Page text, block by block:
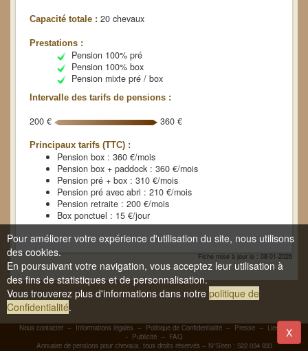
Capacité totale : 20 chevaux
Prestations :
Pension 100% pré
Pension 100% box
Pension mixte pré / box
Intervalle des tarifs de pensions :
200 € 360 €
Principaux tarifs (TTC) :
Pension box : 360 €/mois
Pension box + paddock : 360 €/mois
Pension pré + box : 310 €/mois
Pension pré avec abri : 210 €/mois
Pension retraite : 200 €/mois
Box ponctuel : 15 €/jour
Fiche mise à jour le : 08-01-2026
Nous contacter -- Informations légales -- Politique de Confidentialité -- Presse -- Liens
-
- Publicité-- FAQ
Annuaire de pensions pour chevaux, tous droits réservés -- N°Siren : 522 034 933
Pour améliorer votre expérience d'utilisation du site, nous utilisons
des cookies.
En poursuivant votre navigation, vous acceptez leur utilisation à
des fins de statistiques et de personnalisation.
Vous trouverez plus d'informations dans notre politique de
Confidentialité.
X